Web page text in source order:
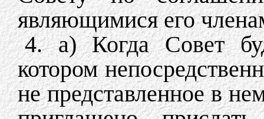
являющимися его
4. а) Когда Совет
котором
не представленное в